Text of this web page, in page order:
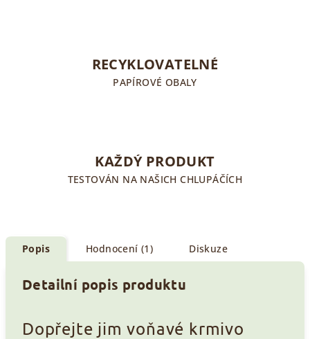
RECYKLOVATELNÉ
PAPÍROVÉ OBALY
KAŽDÝ PRODUKT
TESTOVÁN NA NAŠICH CHLUPÁČÍCH
Popis Hodnocení (1) Diskuze
Detailní popis produktu
Dopřejte jim voňavé krmivo